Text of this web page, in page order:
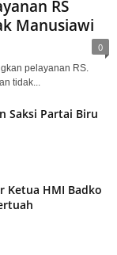
RS
Manusiawi
0
pelayanan RS.
tidak...
Saksi Partai Biru
Ketua HMI Badko